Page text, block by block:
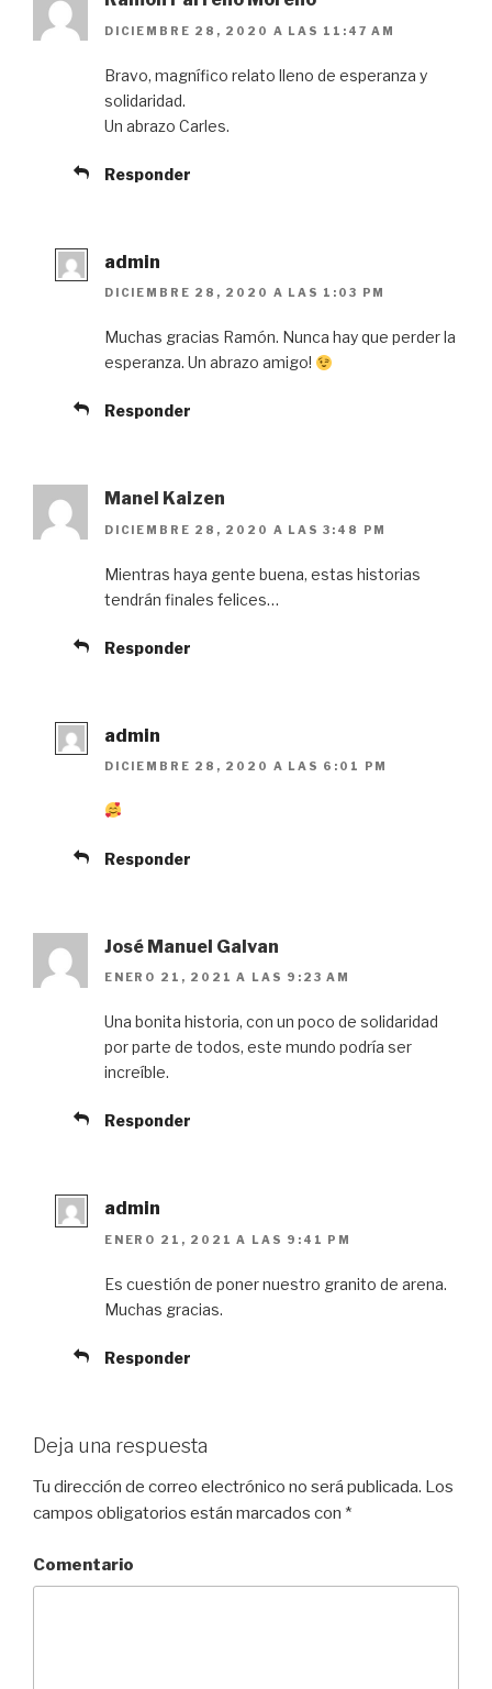
DICIEMBRE 28, 2020 A LAS 11:47 AM
Bravo, magnífico relato lleno de esperanza y
solidaridad.
Un abrazo Carles.
Responder
admin
DICIEMBRE 28, 2020 A LAS 1:03 PM
Muchas gracias Ramón. Nunca hay que perder la
esperanza. Un abrazo amigo!
Responder
Manel Kaizen
DICIEMBRE 28, 2020 A LAS 3:48 PM
Mientras haya gente buena, estas historias
tendrán finales felices…
Responder
admin
DICIEMBRE 28, 2020 A LAS 6:01 PM
Responder
José Manuel Galvan
ENERO 21, 2021 A LAS 9:23 AM
Una bonita historia, con un poco de solidaridad
por parte de todos, este mundo podría ser
increíble.
Responder
admin
ENERO 21, 2021 A LAS 9:41 PM
Es cuestión de poner nuestro granito de arena.
Muchas gracias.
Responder
Deja una respuesta
Tu dirección de correo electrónico no será publicada. Los
campos obligatorios están marcados con *
Comentario